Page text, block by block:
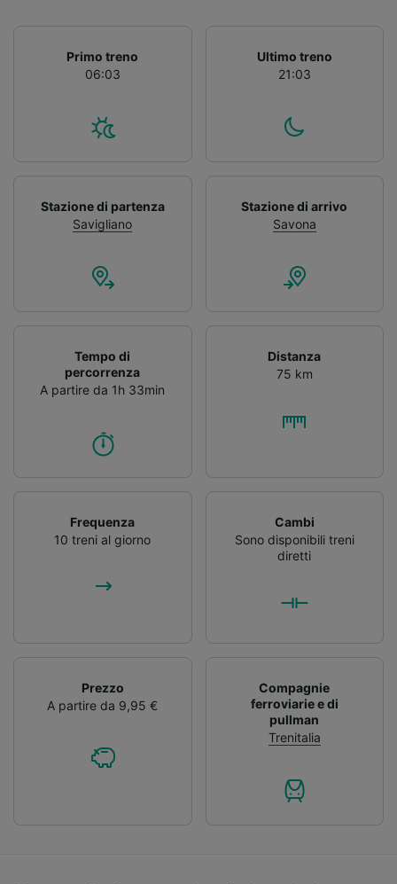
Primo treno
06:03
Ultimo treno
21:03
Stazione di partenza
Savigliano
Stazione di arrivo
Savona
Tempo di
percorrenza
A partire da 1h 33min
Distanza
75 km
Frequenza
10 treni al giorno
Cambi
Sono disponibili treni
diretti
Prezzo
A partire da 9,95 €
Compagnie
ferroviarie e di
pullman
Trenitalia